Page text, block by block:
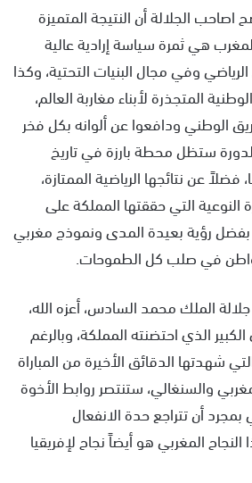
الجلالة أن النتيجة المتميزة
هي ثمرة سياسة إرادية عالية
وفي مجال البنيات التحتية، وكذا
المتجذرة لأبناء مغاربة العالم،
الوطني ودافعوا عن ألوانه بكل فخر
ستظل محطة بارزة في تاريخ
فضلاً عن نتائجها الرياضية الممتازة،
التي حققتها المملكة على
بفضل رؤية بعيدة المدى ونموذج مغربي
في صلب كل الطموحات.
الملك محمد السادس، أعزه الله،
الذي احتضنته المملكة، وبالرغم
شهدتها الدقائق الأخيرة من المباراة
والسنغالي، ستنتصر روابط الأخوة
أن تتراجع حدة الانفعال
المغربي هو أيضاً نجاح لإفريقيا